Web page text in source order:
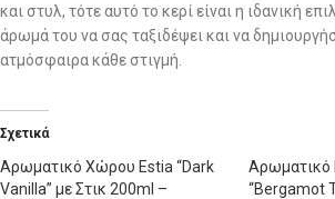
και στυλ, τότε αυτό το κερί είναι η ιδανική
άρωμά του να σας ταξιδέψει και να
ατμόσφαιρα κάθε στιγμή.
Σχετικά
Αρωματικό Χώρου Estia “Dark
Vanilla” με Στικ 200ml –
Αρωματικό
“Bergamot